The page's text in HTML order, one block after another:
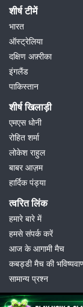
शीर्ष टीमें
भारत
ऑस्ट्रेलिया
दक्षिण अफ़्रीका
इंगलैंड
पाकिस्तान
शीर्ष खिलाड़ी
एमएस धोनी
रोहित शर्मा
लोकेश राहुल
बाबर आज़म
हार्दिक पंड्या
त्वरित लिंक
हमारे बारे में
हमसे संपर्क करें
आज के आगामी मैच
कबड्डी मैच की
सामान्य प्रश्न